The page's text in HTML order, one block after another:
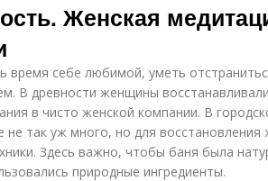
Женская
себе любимой, уметь
В древности женщины
в чисто женской компании. В
так уж много, но для восстановления
Здесь важно, чтобы баня была
природные ингредиенты.